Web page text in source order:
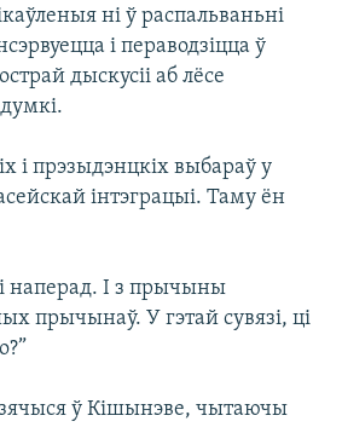
ні ў распальваньні
і пераводзіцца ў
дыскусіі аб лёсе
і прэзыдэнцкіх выбараў у
інтэграцыі. Таму ён
наперад. І з прычыны
прычынаў. У гэтай сувязі, ці
ў Кішынэве, чытаючы